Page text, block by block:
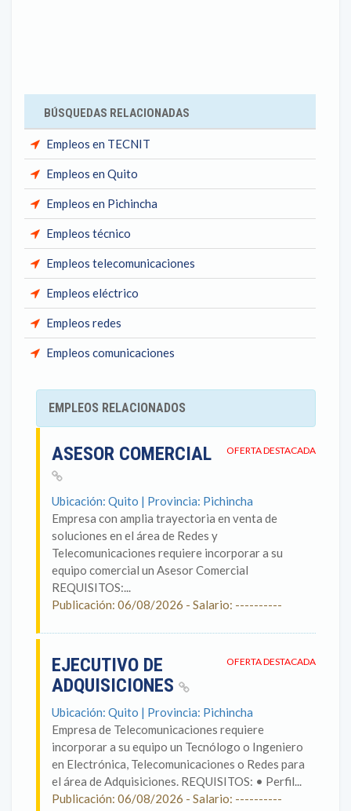
BÚSQUEDAS RELACIONADAS
Empleos en TECNIT
Empleos en Quito
Empleos en Pichincha
Empleos técnico
Empleos telecomunicaciones
Empleos eléctrico
Empleos redes
Empleos comunicaciones
EMPLEOS RELACIONADOS
OFERTA DESTACADA
ASESOR COMERCIAL
Ubicación: Quito | Provincia: Pichincha
Empresa con amplia trayectoria en venta de
soluciones en el área de Redes y
Telecomunicaciones requiere incorporar a su
equipo comercial un Asesor Comercial
REQUISITOS:...
Publicación: 06/08/2026 - Salario: ----------
OFERTA DESTACADA
EJECUTIVO DE
ADQUISICIONES
Ubicación: Quito | Provincia: Pichincha
Empresa de Telecomunicaciones requiere
incorporar a su equipo un Tecnólogo o Ingeniero
en Electrónica, Telecomunicaciones o Redes para
el área de Adquisiciones. REQUISITOS: • Perfil...
Publicación: 06/08/2026 - Salario: ----------